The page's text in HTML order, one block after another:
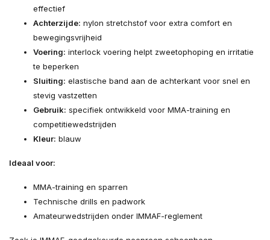
effectief
Achterzijde: nylon stretchstof voor extra comfort en
bewegingsvrijheid
Voering: interlock voering helpt zweetophoping en irritatie
te beperken
Sluiting: elastische band aan de achterkant voor snel en
stevig vastzetten
Gebruik: specifiek ontwikkeld voor MMA-training en
competitiewedstrijden
Kleur: blauw
Ideaal voor:
MMA-training en sparren
Technische drills en padwork
Amateurwedstrijden onder IMMAF-reglement